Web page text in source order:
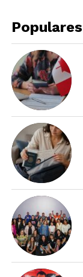
Populares